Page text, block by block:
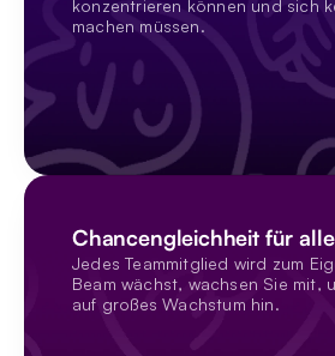
konzentrieren können und sich
machen müssen.
Chancengleichheit für alle
Jedes Teammitglied wird zum
Beam wächst, wachsen Sie mit,
auf großes Wachstum hin.